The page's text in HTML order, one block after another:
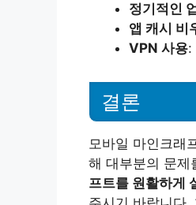
정기적인
앱 캐시 비
VPN 사용:
결론
모바일 마인크래
해 대부분의 문제
프트를 원활하게